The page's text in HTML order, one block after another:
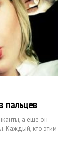
пальцев
а ещё он
Каждый, кто этим